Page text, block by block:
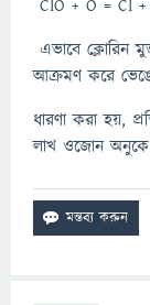
ClO + O = Cl
এভাবে
আক্রমণ করে
ধারণা করা হয়,
লাখ ওজোন অনুকে